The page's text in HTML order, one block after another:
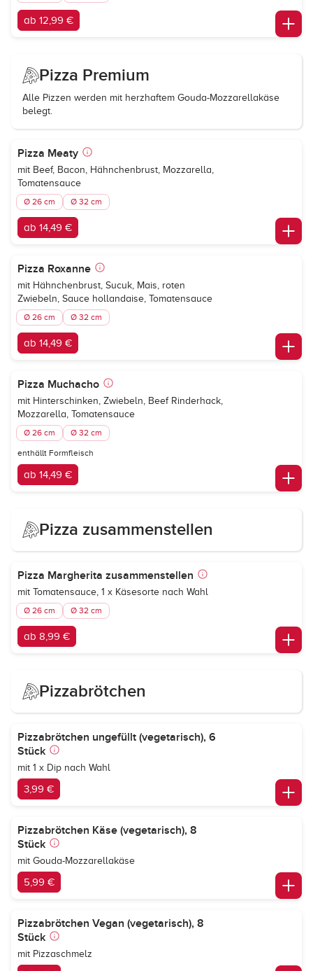
ab 12,99 €
Pizza Premium
Alle Pizzen werden mit herzhaftem Gouda-Mozzarellakäse
belegt.
Pizza Meaty
mit Beef, Bacon, Hähnchenbrust, Mozzarella,
Tomatensauce
Ø 26 cm Ø 32 cm
ab 14,49 €
Pizza Roxanne
mit Hähnchenbrust, Sucuk, Mais, roten
Zwiebeln, Sauce hollandaise, Tomatensauce
Ø 26 cm Ø 32 cm
ab 14,49 €
Pizza Muchacho
mit Hinterschinken, Zwiebeln, Beef Rinderhack,
Mozzarella, Tomatensauce
Ø 26 cm Ø 32 cm
enthällt Formfleisch
ab 14,49 €
Pizza zusammenstellen
Pizza Margherita zusammenstellen
mit Tomatensauce, 1 x Käsesorte nach Wahl
Ø 26 cm Ø 32 cm
ab 8,99 €
Pizzabrötchen
Pizzabrötchen ungefüllt (vegetarisch), 6
Stück
mit 1 x Dip nach Wahl
3,99 €
Pizzabrötchen Käse (vegetarisch), 8
Stück
mit Gouda-Mozzarellakäse
5,99 €
Pizzabrötchen Vegan (vegetarisch), 8
Stück
mit Pizzaschmelz